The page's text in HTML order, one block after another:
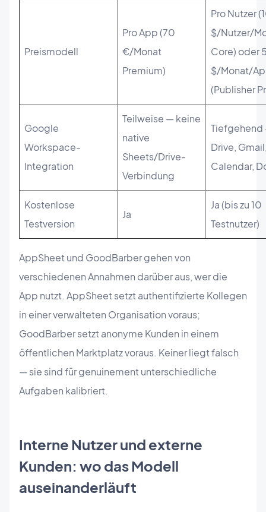
Preismodell
Pro App (70
€/Monat
Premium)
Pro Nutzer
$/Nutzer/
Core) oder
$/Monat/
(Publisher
Google
Workspace-
Integration
Teilweise — keine
native
Sheets/Drive-
Verbindung
Tiefgehend
Drive,
Calendar,
Kostenlose
Testversion
Ja
Ja (bis zu 10
Testnutzer)
AppSheet und GoodBarber gehen von
verschiedenen Annahmen darüber aus, wer die
App nutzt. AppSheet setzt authentifizierte Kollegen
in einer verwalteten Organisation voraus;
GoodBarber setzt anonyme Kunden in einem
öffentlichen Marktplatz voraus. Keiner liegt falsch
— sie sind für genuinement unterschiedliche
Aufgaben kalibriert.
Interne Nutzer und externe
Kunden: wo das Modell
auseinanderläuft